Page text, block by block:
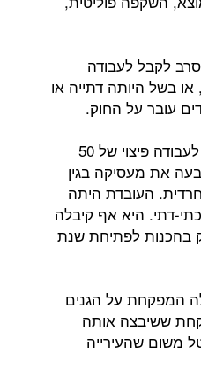
לקבל לעבודה
בשל היותה דתייה או
עובר על החוק.
לפני כמה שנים פסק בית הדין לעבודה פיצוי של 50
את מעסיקה בגין
העובדת היתה
דתי. היא אף קיבלה
בהכנות לפתיחת שנת
המפקחת על הגנים
ששיבצה אותה
משום שהעירייה